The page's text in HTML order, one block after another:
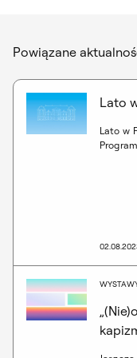
Powiązane
Lato
Lato w